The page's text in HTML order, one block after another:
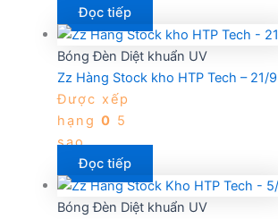
Đọc tiếp
Bóng Đèn Diệt khuẩn UV
Zz Hàng Stock kho HTP Tech – 21/9
Được xếp
hạng 0 5
sao
Đọc tiếp
Bóng Đèn Diệt khuẩn UV